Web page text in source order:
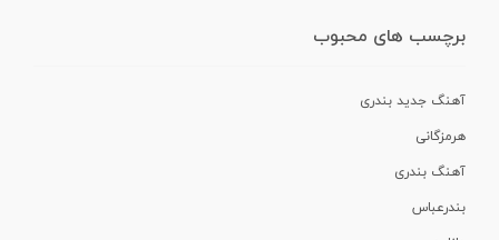
برچسب های محبوب
آهنگ جدید بندری
هرمزگانی
آهنگ بندری
بندرعباس